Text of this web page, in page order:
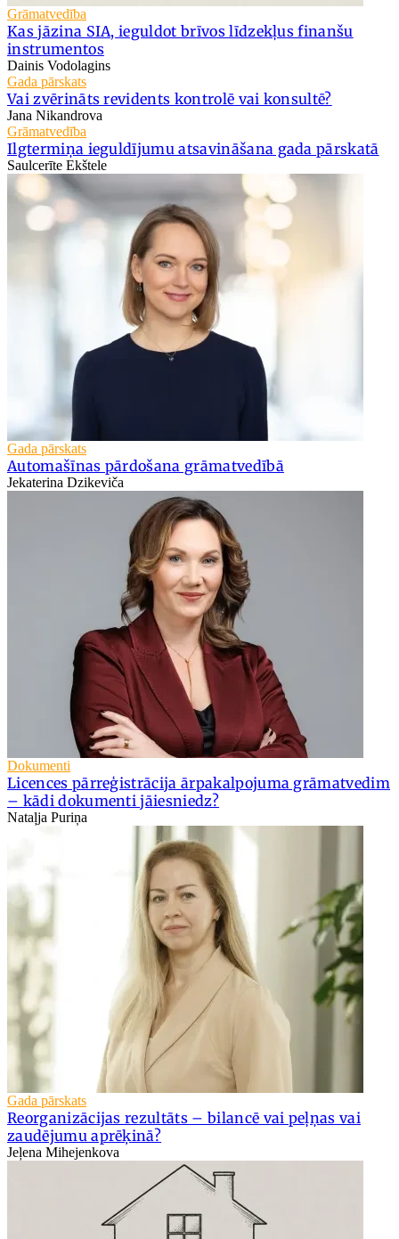
Grāmatvedība
Kas jāzina SIA, ieguldot brīvos līdzekļus finanšu
instrumentos
Dainis Vodolagins
Gada pārskats
Vai zvērināts revidents kontrolē vai konsultē?
Jana Nikandrova
Grāmatvedība
Ilgtermiņa ieguldījumu atsavināšana gada pārskatā
Saulcerīte Ekštele
Gada pārskats
Automašīnas pārdošana grāmatvedībā
Jekaterina Dzikeviča
Dokumenti
Licences pārreģistrācija ārpakalpojuma grāmatvedim
– kādi dokumenti jāiesniedz?
Nataļja Puriņa
Gada pārskats
Reorganizācijas rezultāts – bilancē vai peļņas vai
zaudējumu aprēķinā?
Jeļena Mihejenkova